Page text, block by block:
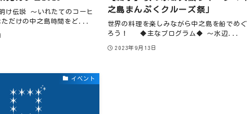
け伝説 ～いれたてのコーヒ
ただけの中之島時間をど...
之島まんぷくクルーズ祭」
世界の料理を楽しみながら中之島を船でめぐ
ろう！ ◆主なプログラム◆ ～水辺...
2023年9月13日
イベント